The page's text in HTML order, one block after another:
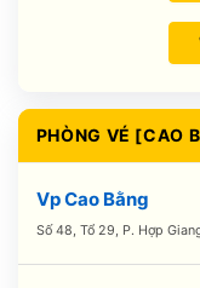
PHÒNG VÉ [CAO
Vp Cao Bằng
Số 48, Tổ 29, P. Hợp